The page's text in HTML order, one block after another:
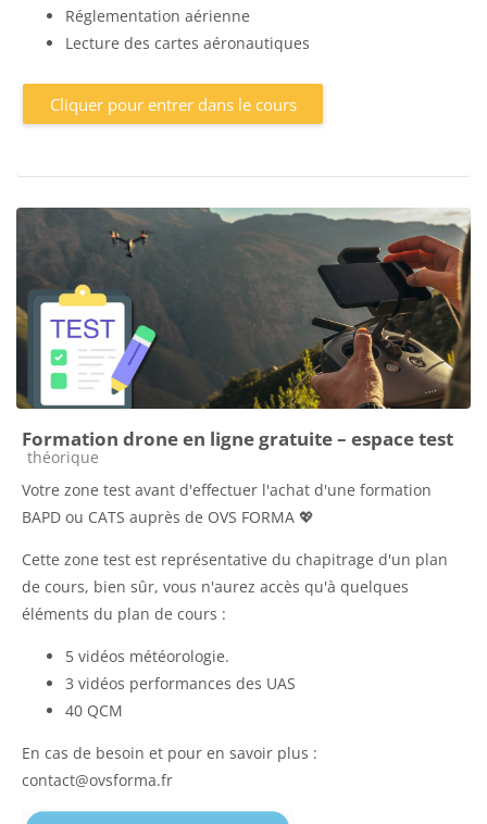
Réglementation aérienne
Lecture des cartes aéronautiques
Cliquer pour entrer dans le cours
Formation drone en ligne gratuite – espace test
Catégorie de cours
théorique
Votre zone test avant d'effectuer l'achat d'une formation
BAPD ou CATS auprès de OVS FORMA 💖
Cette zone test est représentative du chapitrage d'un plan
de cours, bien sûr, vous n'aurez accès qu'à quelques
éléments du plan de cours :
5 vidéos météorologie.
3 vidéos performances des UAS
40 QCM
En cas de besoin et pour en savoir plus :
contact@ovsforma.fr